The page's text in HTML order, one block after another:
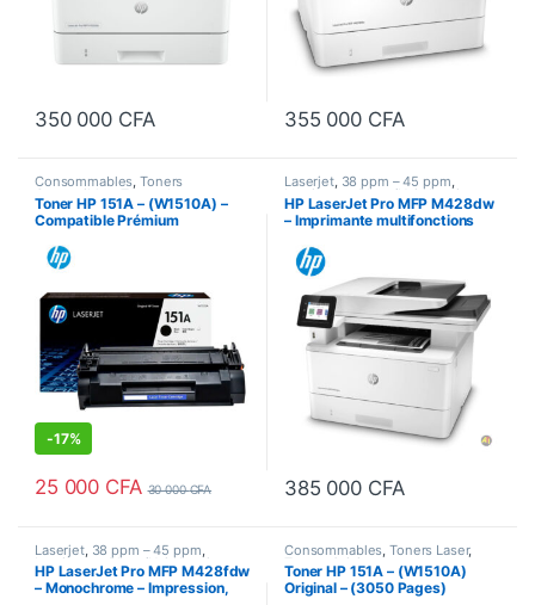
350 000 CFA 355 000 CFA
Consommables,Toners
Compatibles,Toners Laser
Toner HP 151A – (W1510A) –
Compatible Prémium
-17%
25 000 CFA 30 000CFA
Laserjet, 38 ppm – 45 ppm,
Imprimante Blanc/Noir, Imprimante
Multifonction (Tout en un),
Imprimantes / Scanners,Recto-
Verso Automatique
HP LaserJet Pro MFP M428dw
– Imprimante multifonctions
Numérisation, Copie, Recto
Verso Auto., Wifi)-38 ppm
385 000 CFA
Laserjet, 38 ppm – 45 ppm
Imprimante Blanc/Noir, Imprimante
Multifonction (Tout en un),
Imprimantes / Scanners,Recto-
HP LaserJet Pro MFP M428fdw
– Monochrome – Impression,
Consommables ,Toners Laser,
Toners Originaux
Toner HP 151A – (W1510A)
Original – (3050 Pages)